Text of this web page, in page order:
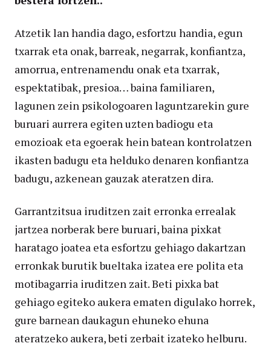
Atzetik lan handia dago, esfortzu handia, egun
txarrak eta onak, barreak, negarrak, konfiantza,
amorrua, entrenamendu onak eta txarrak,
espektatibak, presioa… baina familiaren,
lagunen zein psikologoaren laguntzarekin gure
buruari aurrera egiten uzten badiogu eta
emozioak eta egoerak hein batean kontrolatzen
ikasten badugu eta helduko denaren konfiantza
badugu, azkenean gauzak ateratzen dira.
Garrantzitsua iruditzen zait erronka errealak
jartzea norberak bere buruari, baina pixkat
haratago joatea eta esfortzu gehiago dakartzan
erronkak burutik bueltaka izatea ere polita eta
motibagarria iruditzen zait. Beti pixka bat
gehiago egiteko aukera ematen digulako horrek,
gure barnean daukagun ehuneko ehuna
ateratzeko aukera, beti zerbait izateko helburu.